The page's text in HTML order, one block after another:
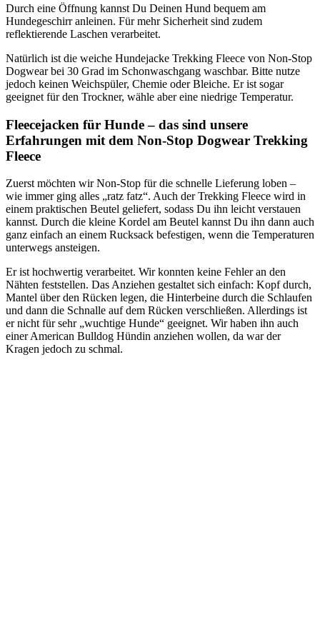
Durch eine Öffnung kannst Du Deinen Hund bequem am
Hundegeschirr anleinen. Für mehr Sicherheit sind zudem
reflektierende Laschen verarbeitet.
Natürlich ist die weiche Hundejacke Trekking Fleece von Non-Stop
Dogwear bei 30 Grad im Schonwaschgang waschbar. Bitte nutze
jedoch keinen Weichspüler, Chemie oder Bleiche. Er ist sogar
geeignet für den Trockner, wähle aber eine niedrige Temperatur.
Fleecejacken für Hunde – das sind unsere
Erfahrungen mit dem Non-Stop Dogwear Trekking
Fleece
Zuerst möchten wir Non-Stop für die schnelle Lieferung loben –
wie immer ging alles „ratz fatz“. Auch der Trekking Fleece wird in
einem praktischen Beutel geliefert, sodass Du ihn leicht verstauen
kannst. Durch die kleine Kordel am Beutel kannst Du ihn dann auch
ganz einfach an einem Rucksack befestigen, wenn die Temperaturen
unterwegs ansteigen.
Er ist hochwertig verarbeitet. Wir konnten keine Fehler an den
Nähten feststellen. Das Anziehen gestaltet sich einfach: Kopf durch,
Mantel über den Rücken legen, die Hinterbeine durch die Schlaufen
und dann die Schnalle auf dem Rücken verschließen. Allerdings ist
er nicht für sehr „wuchtige Hunde“ geeignet. Wir haben ihn auch
einer American Bulldog Hündin anziehen wollen, da war der
Kragen jedoch zu schmal.